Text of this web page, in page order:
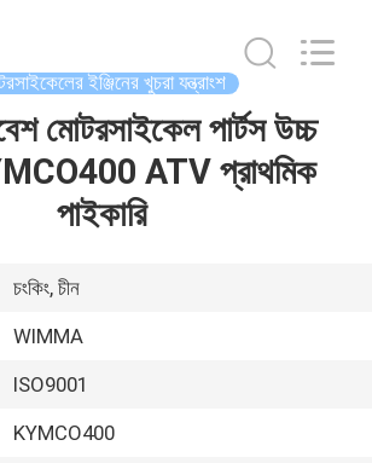
ইঞ্জিনের খুচরা যন্ত্রাংশ
মোটরসাইকেল পার্টস উচ্চ
ATV প্রাথমিক
পাইকারি
চংকিং, চীন
WIMMA
ISO9001
KYMCO400